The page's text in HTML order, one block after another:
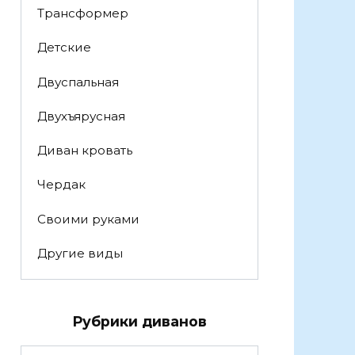
Трансформер
Детские
Двуспальная
Двухъярусная
Диван кровать
Чердак
Своими руками
Другие виды
Рубрики диванов